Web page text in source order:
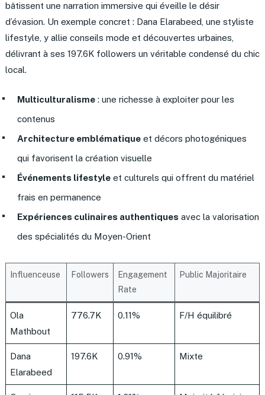
bâtissent une narration immersive qui éveille le désir
d’évasion. Un exemple concret : Dana Elarabeed, une styliste
lifestyle, y allie conseils mode et découvertes urbaines,
délivrant à ses 197.6K followers un véritable condensé du chic
local.
Multiculturalisme: une richesse à exploiter pour les
contenus
Architecture emblématiqueet décors photogéniques
qui favorisent la création visuelle
Événements lifestyleet culturels qui offrent du matériel
frais en permanence
Expériences culinaires authentiques avec la valorisation
des spécialités du Moyen-Orient
Influenceuse Followers
Engagement
Rate
Public Majoritaire
Ola
Mathbout
776.7K 0.11% F/H équilibré
Dana
Elarabeed
197.6K 0.91% Mixte